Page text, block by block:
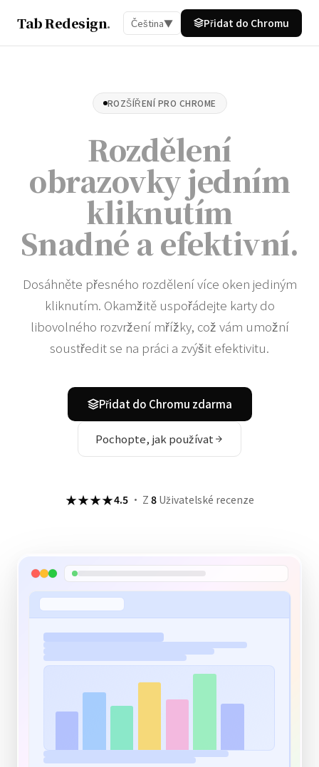
Tab Redesign. Čeština▼ Přidat do Chromu
ROZŠÍŘENÍ PRO CHROME
Rozdělení
obrazovky jedním
kliknutím
Snadné a efektivní.
Dosáhněte přesného rozdělení více oken jediným
kliknutím. Okamžitě uspořádejte karty do
libovolného rozvržení mřížky, což vám umožní
soustředit se na práci a zvýšit efektivitu.
Přidat do Chromu zdarma
Pochopte, jak používat
★★★★4.5· Z 8 Uživatelské recenze